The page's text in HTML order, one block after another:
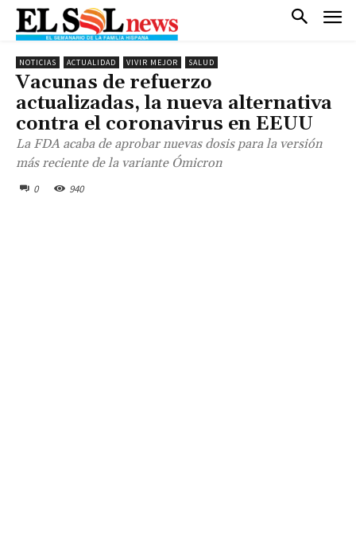
NOTICIAS ACTUALIDAD VIVIR MEJOR SALUD
Vacunas de refuerzo
actualizadas, la nueva alternativa
contra el coronavirus en EEUU
La FDA acaba de aprobar nuevas dosis para la versión
más reciente de la variante Ómicron
0 940